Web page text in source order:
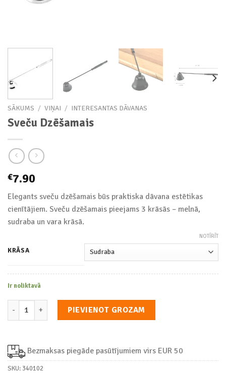
SĀKUMS / VIŅAI / INTERESANTAS DĀVANAS
Sveču Dzēšamais
€7.90
Elegants sveču dzēšamais būs praktiska dāvana estētikas
cienītājiem. Sveču dzēšamais pieejams 3 krāsās – melnā,
sudraba un vara krāsā.
KRĀSA
NOTĪRĪT
Ir noliktavā
Sveču Dzēšamais daudzumsPIEVIENOT GROZAM
Bezmaksas piegāde pasūtījumiem virs EUR 50
SKU: 340102